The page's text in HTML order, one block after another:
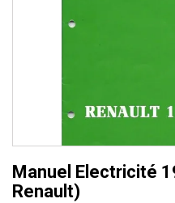
Manuel Electricité
Renault)